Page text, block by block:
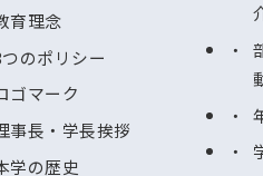
育理念
のポリシー
ゴマーク
事長・学長挨拶
学の歴史